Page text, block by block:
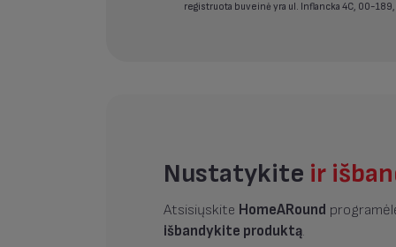
registruota buveinė yra ul. Inflancka 4C, 00-
Nustatykite ir
Atsisiųskite HomeARound
išbandykite produktą.